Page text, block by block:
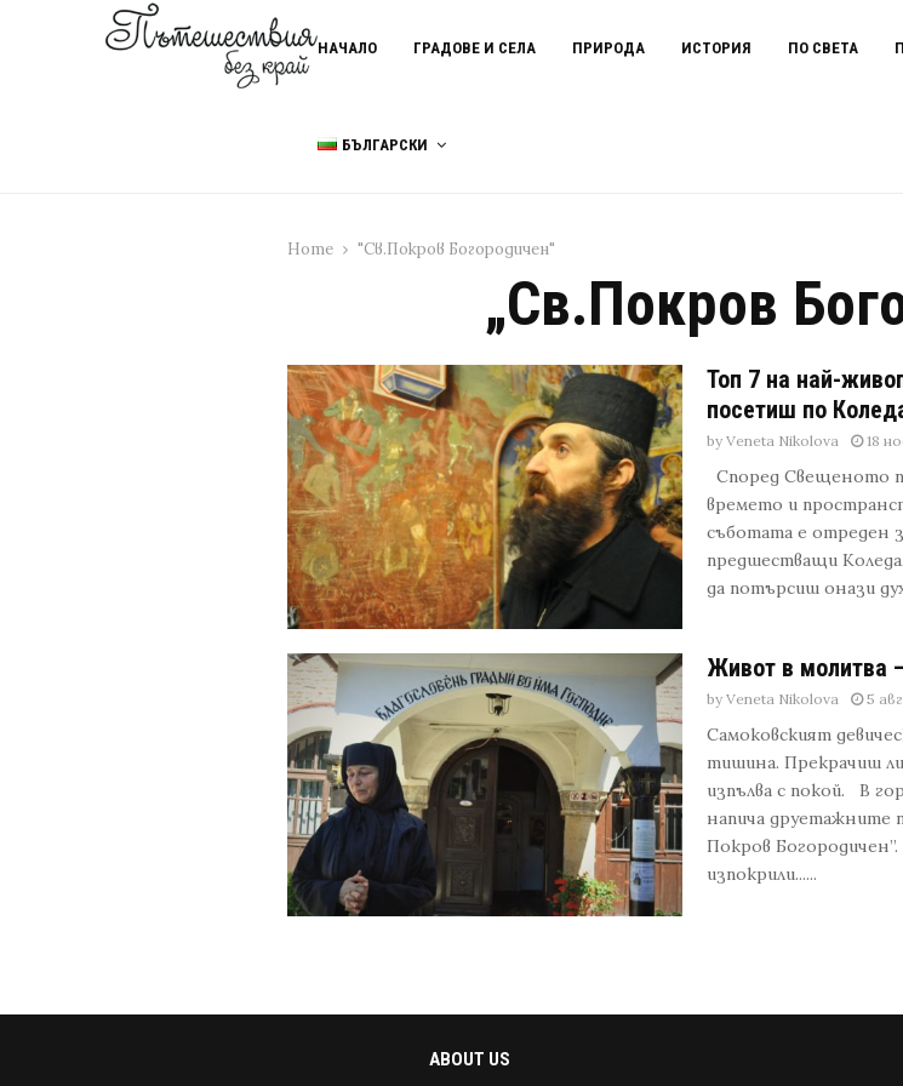
НАЧАЛО ГРАДОВЕ И СЕЛА ПРИРОДА ИСТОРИЯ ПО СВЕТА
БЪЛГАРСКИ
Home "Св.Покров Богородичен"
„Св.Покров
Топ 7 на най-
посетиш по
byVeneta Nikolova 18
Според Свещеното
времето и
съботата е отреден
предшестващи
да потърсиш онази
Живот в молитва
byVeneta Nikolova 5
Самоковският
тишина. Прекрачиш
изпълва с покой. В
напича друетажните
Покров
изпокрили......
ABOUT US